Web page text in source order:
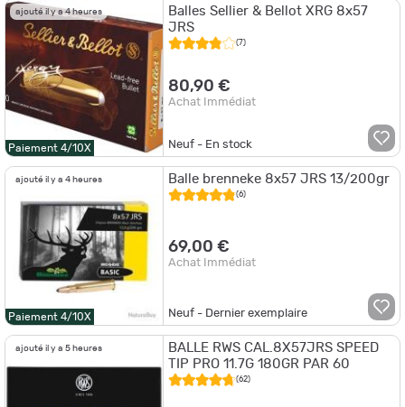
ajouté il y a 4 heures
Paiement 4/10X
Balles Sellier & Bellot XRG 8x57
JRS
(7)
80,90 €
Achat Immédiat
Neuf - En stock
ajouté il y a 4 heures
Paiement 4/10X
Balle brenneke 8x57 JRS 13/200gr
(6)
69,00 €
Achat Immédiat
Neuf - Dernier exemplaire
ajouté il y a 5 heures
BALLE RWS CAL.8X57JRS SPEED
TIP PRO 11.7G 180GR PAR 60
(62)